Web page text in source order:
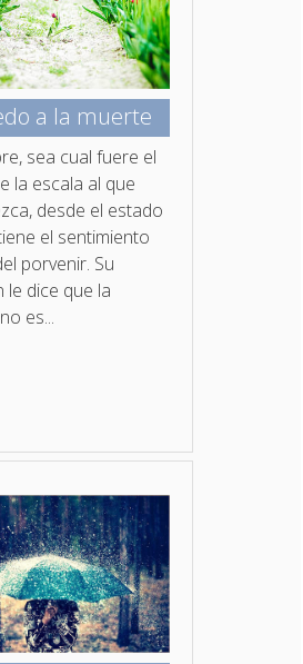
a la muerte
sea cual fuere el
la escala al que
desde el estado
el sentimiento
porvenir. Su
le dice que la
es...